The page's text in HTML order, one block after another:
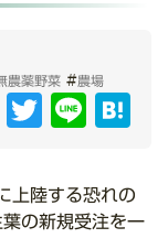
農薬野菜 #農場
Facebook
Twitter Line
上陸する恐れの
の新規受注を一